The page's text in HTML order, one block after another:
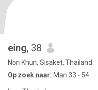
eing, 38
Non Khun, Sisaket, Thailand
Op zoek naar: Man 33 - 54